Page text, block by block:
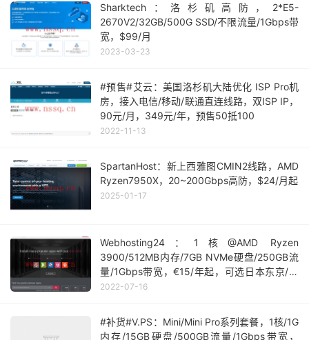
Sharktech：洛杉矶高防，2*E5-
2670V2/32GB/500G SSD/不限流量/1Gbps带
宽，$99/月
2023-03-23
#预售#艾云：美国洛杉矶大陆优化 ISP Pro机
房，接入电信/移动/联通直连线路，双ISP IP，
90元/月，349元/年，预售50抵100
2022-11-13
SpartanHost：新上西雅图CMIN2线路，AMD
Ryzen7950X，20~200Gbps高防，$24/月起
2025-01-17
Webhosting24：1核@AMD Ryzen
3900/512MB内存/7GB NVMe硬盘/250GB流
量/1Gbps带宽，€15/年起，可选日本东京/新
加坡机房
2022-07-16
#补货#V.PS：Mini/Mini Pro系列套餐，1核/1G
内存/15GB硬盘/500GB流量/1Gbps带宽，